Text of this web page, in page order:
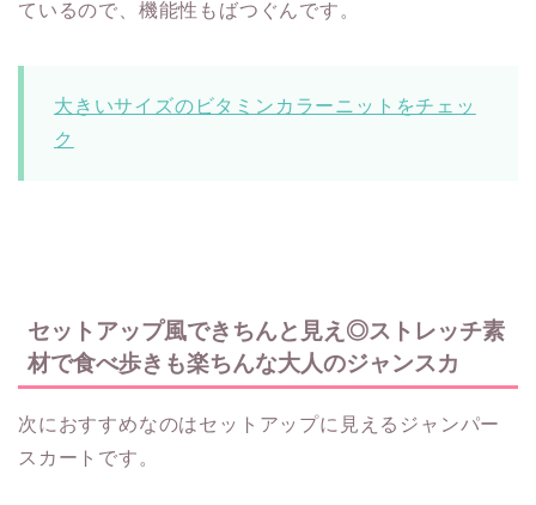
ているので、機能性もばつぐんです。
大きいサイズのビタミンカラーニットをチェッ
ク
セットアップ風できちんと見え◎ストレッチ素
材で食べ歩きも楽ちんな大人のジャンスカ
次におすすめなのはセットアップに見えるジャンパー
スカートです。